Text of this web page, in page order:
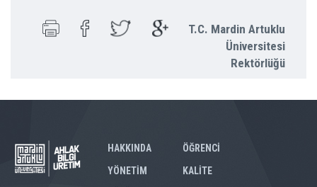
T.C. Mardin Artuklu
Üniversitesi
Rektörlüğü
HAKKINDA
YÖNETİM
ÖĞRENCİ
KALİTE